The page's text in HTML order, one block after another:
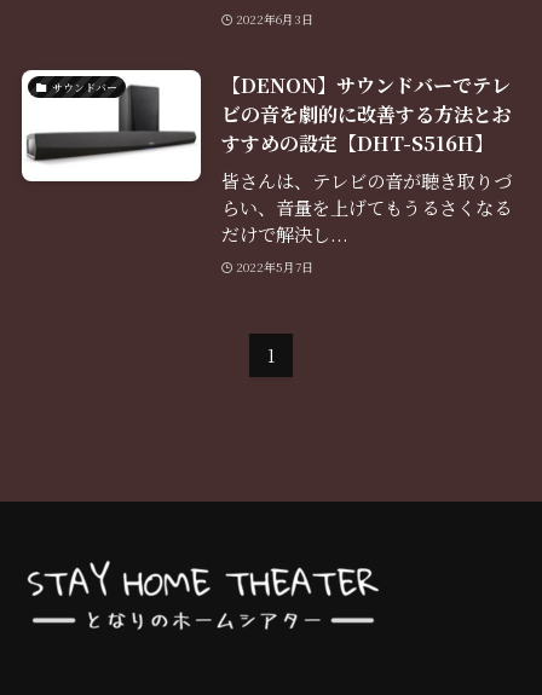
2022年6月3日
サウンドバー
【DENON】サウンドバーでテレ
ビの音を劇的に改善する方法とお
すすめの設定【DHT-S516H】
皆さんは、テレビの音が聴き取りづ
らい、音量を上げてもうるさくなる
だけで解決し...
2022年5月7日
1